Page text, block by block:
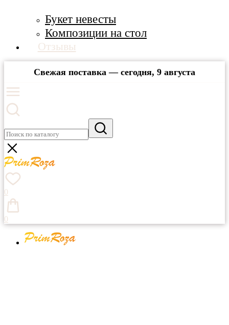
Букет невесты
Композиции на стол
Отзывы
Свежая поставка — сегодня, 9 августа
0
0